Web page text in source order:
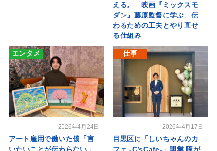
える。 映画『ミックスモ
ダン』藤原監督に学ぶ、伝
わるための工夫とやり直せ
る仕組み
エンタメ
2026年4月24日
アート雇用で働いた僕「言
いたいことが伝わらない」
仕事
2026年4月17日
目黒区に「しいちゃんのカ
フェ -C’sCafe-」開業 障が